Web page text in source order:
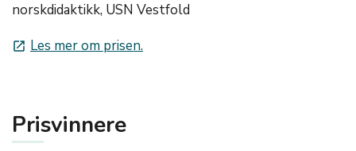
norskdidaktikk, USN Vestfold
launch Les mer om prisen.
Prisvinnere